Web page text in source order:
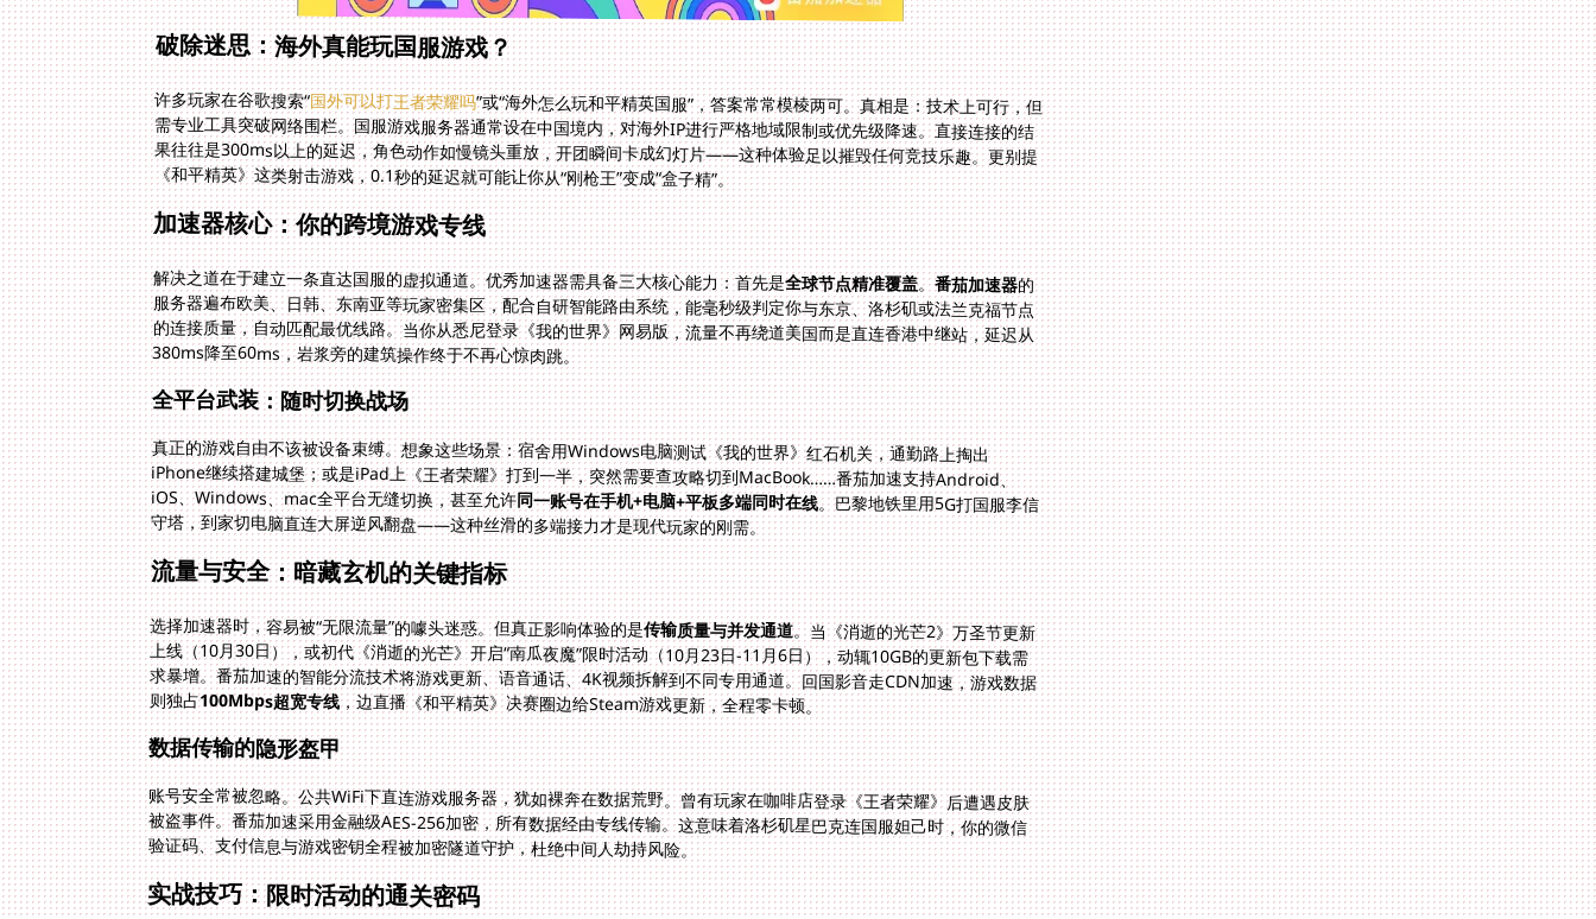
破除迷思：海外真能玩国服游戏？
许多玩家在谷歌搜索“国外可以打王者荣耀吗”或“海外怎么玩和平精英国服”，答案常常模棱两可。真相是：技术上可行，但
需专业工具突破网络围栏。国服游戏服务器通常设在中国境内，对海外IP进行严格地域限制或优先级降速。直接连接的结
果往往是300ms以上的延迟，角色动作如慢镜头重放，开团瞬间卡成幻灯片——这种体验足以摧毁任何竞技乐趣。更别提
《和平精英》这类射击游戏，0.1秒的延迟就可能让你从“刚枪王”变成“盒子精”。
加速器核心：你的跨境游戏专线
解决之道在于建立一条直达国服的虚拟通道。优秀加速器需具备三大核心能力：首先是全球节点精准覆盖。番茄加速器的
服务器遍布欧美、日韩、东南亚等玩家密集区，配合自研智能路由系统，能毫秒级判定你与东京、洛杉矶或法兰克福节点
的连接质量，自动匹配最优线路。当你从悉尼登录《我的世界》网易版，流量不再绕道美国而是直连香港中继站，延迟从
380ms降至60ms，岩浆旁的建筑操作终于不再心惊肉跳。
全平台武装：随时切换战场
真正的游戏自由不该被设备束缚。想象这些场景：宿舍用Windows电脑测试《我的世界》红石机关，通勤路上掏出
iPhone继续搭建城堡；或是iPad上《王者荣耀》打到一半，突然需要查攻略切到MacBook……番茄加速支持Android、
iOS、Windows、mac全平台无缝切换，甚至允许同一账号在手机+电脑+平板多端同时在线。巴黎地铁里用5G打国服李信
守塔，到家切电脑直连大屏逆风翻盘——这种丝滑的多端接力才是现代玩家的刚需。
流量与安全：暗藏玄机的关键指标
选择加速器时，容易被“无限流量”的噱头迷惑。但真正影响体验的是传输质量与并发通道。当《消逝的光芒2》万圣节更新
上线（10月30日），或初代《消逝的光芒》开启“南瓜夜魔”限时活动（10月23日-11月6日），动辄10GB的更新包下载需
求暴增。番茄加速的智能分流技术将游戏更新、语音通话、4K视频拆解到不同专用通道。回国影音走CDN加速，游戏数据
则独占100Mbps超宽专线，边直播《和平精英》决赛圈边给Steam游戏更新，全程零卡顿。
数据传输的隐形盔甲
账号安全常被忽略。公共WiFi下直连游戏服务器，犹如裸奔在数据荒野。曾有玩家在咖啡店登录《王者荣耀》后遭遇皮肤
被盗事件。番茄加速采用金融级AES-256加密，所有数据经由专线传输。这意味着洛杉矶星巴克连国服妲己时，你的微信
验证码、支付信息与游戏密钥全程被加密隧道守护，杜绝中间人劫持风险。
实战技巧：限时活动的通关密码